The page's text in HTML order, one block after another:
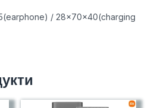
/ 28x70x40(charging